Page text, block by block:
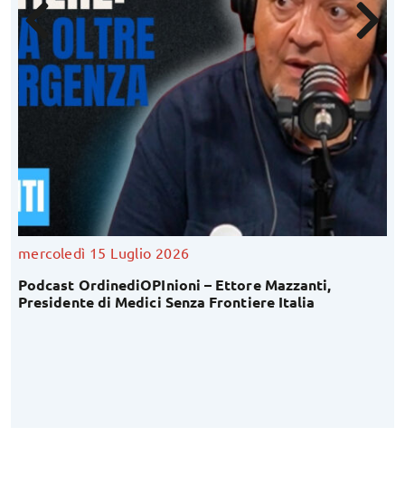
mercoledì 15 Luglio 2026
Podcast OrdinediOPInioni – Ettore Mazzanti,
Presidente di Medici Senza Frontiere Italia